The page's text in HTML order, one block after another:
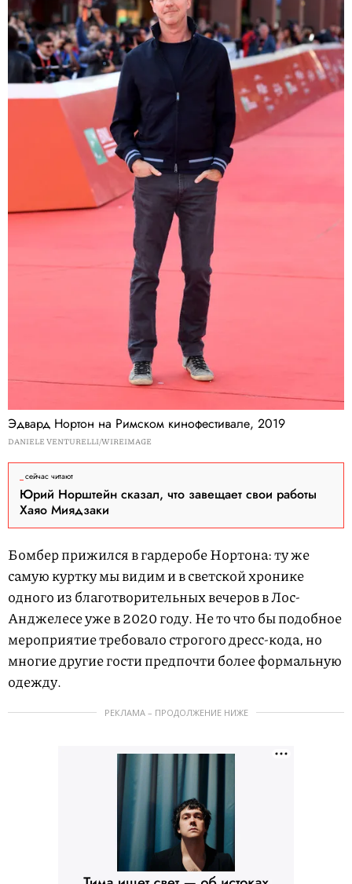
Эдвард Нортон на Римском кинофестивале, 2019
DANIELE VENTURELLI/WIREIMAGE
сейчас читают
Юрий Норштейн сказал, что завещает свои работы
Хаяо Миядзаки
Бомбер прижился в гардеробе Нортона: ту же
самую куртку мы видим и в светской хронике
одного из благотворительных вечеров в Лос-
Анджелесе уже в 2020 году. Не то что бы подобное
мероприятие требовало строгого дресс-кода, но
многие другие гости предпочти более формальную
одежду.
РЕКЛАМА – ПРОДОЛЖЕНИЕ НИЖЕ